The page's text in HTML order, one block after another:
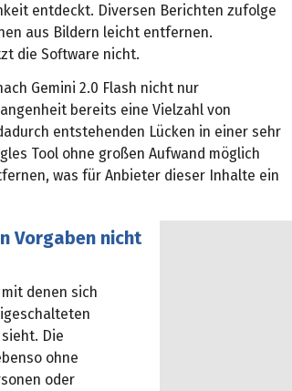
entdeckt. Diversen Berichten zufolge
aus Bildern leicht entfernen.
die Software nicht.
Gemini 2.0 Flash nicht nur
bereits eine Vielzahl von
entstehenden Lücken in einer sehr
Tool ohne großen Aufwand möglich
was für Anbieter dieser Inhalte ein
Vorgaben nicht
denen sich
Die
ohne
oder